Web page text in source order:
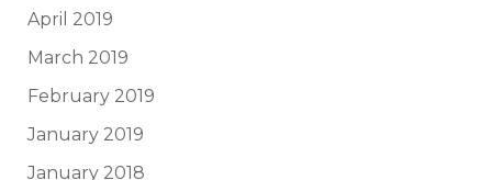
April 2019
March 2019
February 2019
January 2019
January 2018